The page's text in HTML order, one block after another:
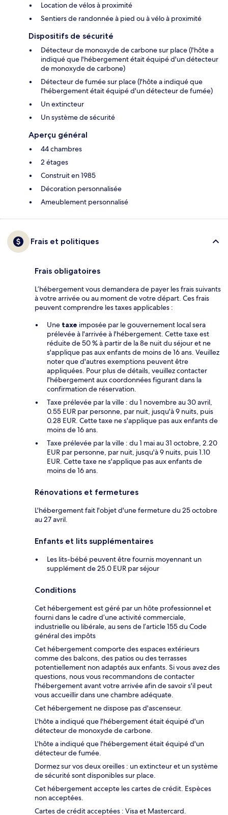
Location de vélos à proximité
Sentiers de randonnée à pied ou à vélo à proximité
Dispositifs de sécurité
Détecteur de monoxyde de carbone sur place (l'hôte a
indiqué que l'hébergement était équipé d'un détecteur
de monoxyde de carbone)
Détecteur de fumée sur place (l'hôte a indiqué que
l'hébergement était équipé d'un détecteur de fumée)
Un extincteur
Un système de sécurité
Aperçu général
44 chambres
2 étages
Construit en 1985
Décoration personnalisée
Ameublement personnalisé
Frais et politiques
Frais obligatoires
L’hébergement vous demandera de payer les frais suivants
à votre arrivée ou au moment de votre départ. Ces frais
peuvent comprendre les taxes applicables :
Une taxe imposée par le gouvernement local sera
prélevée à l'arrivée à l'hébergement. Cette taxe est
réduite de 50 % à partir de la 8e nuit du séjour et ne
s'applique pas aux enfants de moins de 16 ans. Veuillez
noter que d'autres exemptions peuvent être
appliquées. Pour plus de détails, veuillez contacter
l'hébergement aux coordonnées figurant dans la
confirmation de réservation.
Taxe prélevée par la ville : du 1 novembre au 30 avril,
0.55 EUR par personne, par nuit, jusqu'à 9 nuits, puis
0.28 EUR. Cette taxe ne s'applique pas aux enfants de
moins de 16 ans.
Taxe prélevée par la ville : du 1 mai au 31 octobre, 2.20
EUR par personne, par nuit, jusqu'à 9 nuits, puis 1.10
EUR. Cette taxe ne s'applique pas aux enfants de
moins de 16 ans.
Rénovations et fermetures
L'hébergement fait l'objet d'une fermeture du 25 octobre
au 27 avril.
Enfants et lits supplémentaires
Les lits-bébé peuvent être fournis moyennant un
supplément de 25.0 EUR par séjour
Conditions
Cet hébergement est géré par un hôte professionnel et
fourni dans le cadre d’une activité commerciale,
industrielle ou libérale, au sens de l’article 155 du Code
général des impôts
Cet hébergement comporte des espaces extérieurs
comme des balcons, des patios ou des terrasses
potentiellement non adaptés aux enfants. Si vous avez des
questions, nous vous recommandons de contacter
l'hébergement avant votre arrivée afin de savoir s'il peut
vous accueillir dans une chambre adéquate.
Cet hébergement ne dispose pas d'ascenseur.
L'hôte a indiqué que l'hébergement était équipé d'un
détecteur de monoxyde de carbone.
L'hôte a indiqué que l'hébergement était équipé d'un
détecteur de fumée.
Dormez sur vos deux oreilles : un extincteur et un système
de sécurité sont disponibles sur place.
Cet hébergement accepte les cartes de crédit. Espèces
non acceptées.
Cartes de crédit acceptées : Visa et Mastercard.